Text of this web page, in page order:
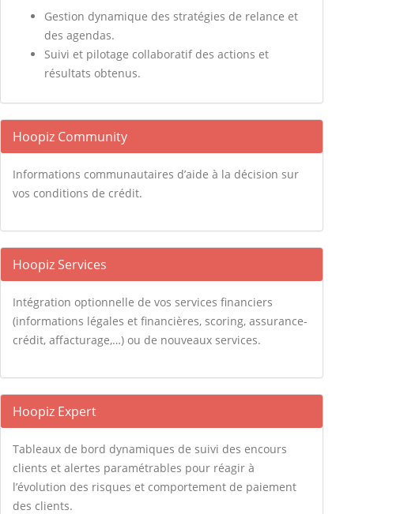
Gestion dynamique des stratégies de relance et
des agendas.
Suivi et pilotage collaboratif des actions et
résultats obtenus.
Hoopiz Community
Informations communautaires d’aide à la décision sur
vos conditions de crédit.
Hoopiz Services
Intégration optionnelle de vos services financiers
(informations légales et financières, scoring, assurance-
crédit, affacturage,…) ou de nouveaux services.
Hoopiz Expert
Tableaux de bord dynamiques de suivi des encours
clients et alertes paramétrables pour réagir à
l’évolution des risques et comportement de paiement
des clients.